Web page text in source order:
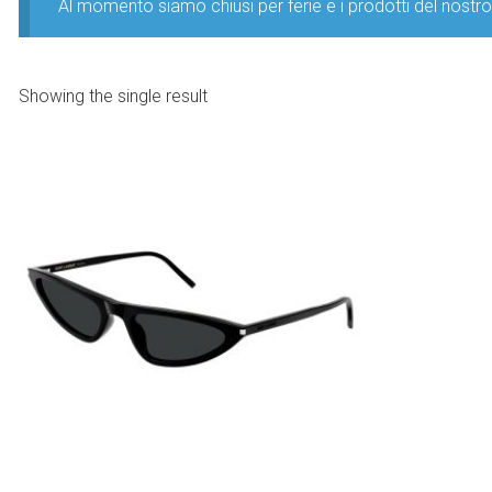
Al momento siamo chiusi per ferie e i prodotti del
Showing the single result